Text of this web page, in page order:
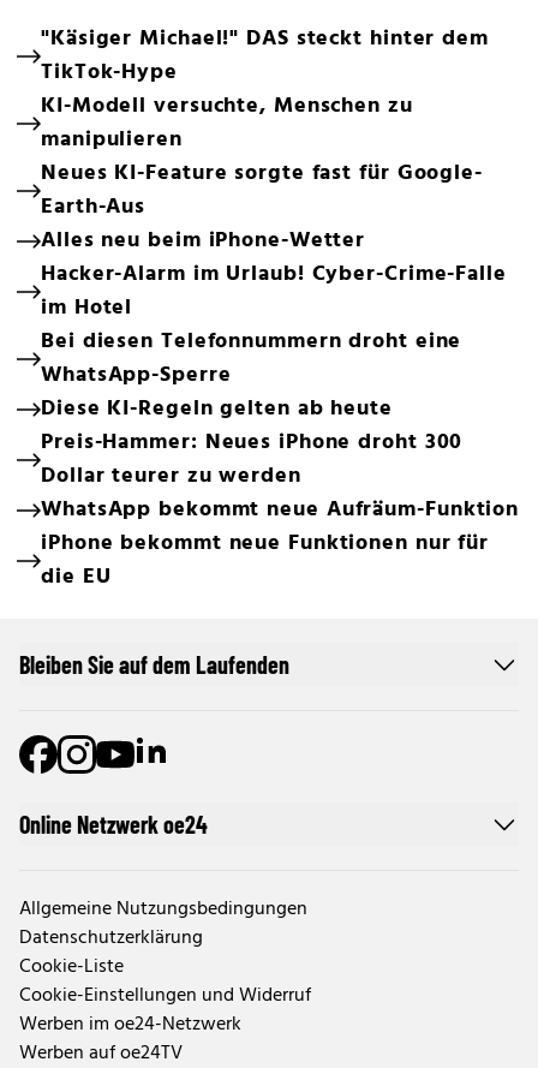
"Käsiger Michael!" DAS steckt hinter dem
TikTok-Hype
KI-Modell versuchte, Menschen zu
manipulieren
Neues KI-Feature sorgte fast für Google-
Earth-Aus
Alles neu beim iPhone-Wetter
Hacker-Alarm im Urlaub! Cyber-Crime-Falle
im Hotel
Bei diesen Telefonnummern droht eine
WhatsApp-Sperre
Diese KI-Regeln gelten ab heute
Preis-Hammer: Neues iPhone droht 300
Dollar teurer zu werden
WhatsApp bekommt neue Aufräum-Funktion
iPhone bekommt neue Funktionen nur für
die EU
Online Netzwerk oe24
Allgemeine Nutzungsbedingungen
Datenschutzerklärung
Cookie-Liste
Cookie-Einstellungen und Widerruf
Werben im oe24-Netzwerk
Werben auf oe24TV
Bleiben Sie auf dem Laufenden